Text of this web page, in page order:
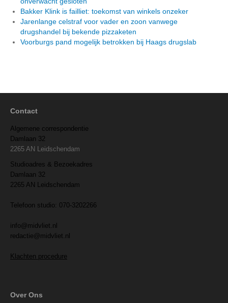
Bakker Klink is failliet: toekomst van winkels onzeker
Jarenlange celstraf voor vader en zoon vanwege
drugshandel bij bekende pizzaketen
Voorburgs pand mogelijk betrokken bij Haags drugslab
Contact
Algemene correspondentie
Damlaan 32
2265 AN Leidschendam
Studioadres & Bezoekadres
Damlaan 32
2265 AN Leidschendam
Telefoon studio: 070-3202266
info@midvliet.nl
redactie@midvliet.nl
Klachten procedure
Over Ons